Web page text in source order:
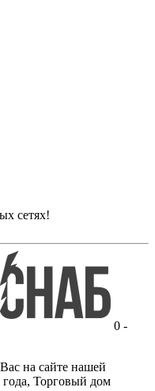
сетях!
0 -
на сайте нашей
Торговый дом